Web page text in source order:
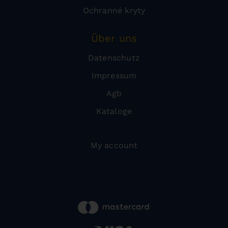
Ochranné kryty
Über uns
Datenschutz
Impressum
Agb
Kataloge
My account